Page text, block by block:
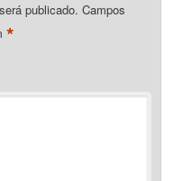
publicado. Campos
*